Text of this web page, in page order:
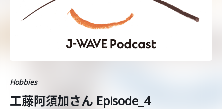
Hobbies
工藤阿須加さん Episode_4